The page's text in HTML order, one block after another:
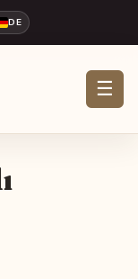
DE
☰